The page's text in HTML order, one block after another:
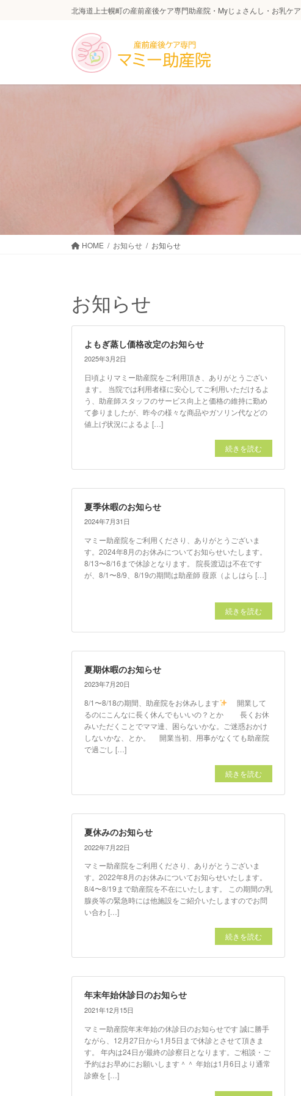
北海道上士幌町の産前産後ケア専門助産院・Myじょさんし・お乳ケア
HOME お知らせ お知らせ
お知らせ
よもぎ蒸し価格改定のお知らせ
2025年3月2日
日頃よりマミー助産院をご利用頂き、ありがとうござい
ます。 当院では利用者様に安心してご利用いただけるよ
う、助産師スタッフのサービス向上と価格の維持に勤め
て参りましたが、昨今の様々な商品やガソリン代などの
値上げ状況によるよ […]
続きを読む
夏季休暇のお知らせ
2024年7月31日
マミー助産院をご利用くださり、ありがとうございま
す。2024年8月のお休みについてお知らせいたします。
8/13〜8/16まで休診となります。 院長渡辺は不在です
が、8/1〜8/9、8/19の期間は助産師 葭原（よしはら […]
続きを読む
夏期休暇のお知らせ
2023年7月20日
8/1〜8/18の期間、助産院をお休みします
開業して
るのにこんなに長く休んでもいいの？とか 長くお休
みいただくことでママ達、困らないかな。ご迷惑おかけ
しないかな、とか。 開業当初、用事がなくても助産院
で過ごし […]
続きを読む
夏休みのお知らせ
2022年7月22日
マミー助産院をご利用くださり、ありがとうございま
す。2022年8月のお休みについてお知らせいたします。
8/4〜8/19まで助産院を不在にいたします。 この期間の乳
腺炎等の緊急時には他施設をご紹介いたしますのでお問
い合わ […]
続きを読む
年末年始休診日のお知らせ
2021年12月15日
マミー助産院年末年始の休診日のお知らせです 誠に勝手
ながら、12月27日から1月5日まで休診とさせて頂きま
す。 年内は24日が最終の診察日となります。ご相談・ご
予約はお早めにお願いします＾＾ 年始は1月6日より通常
診療を […]